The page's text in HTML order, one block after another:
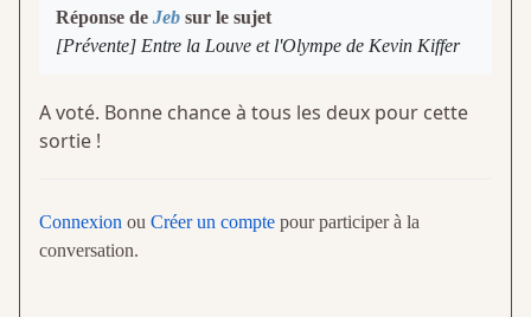
Réponse de Jeb sur le sujet
[Prévente] Entre la Louve et l'Olympe de Kevin Kiffer
A voté. Bonne chance à tous les deux pour cette
sortie !
Connexion ou Créer un compte pour participer à la
conversation.